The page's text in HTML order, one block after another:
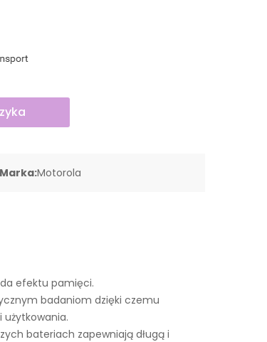
Marka:Motorola
efektu pamięci.
badaniom dzięki czemu
użytkowania.
bateriach zapewniają długą i